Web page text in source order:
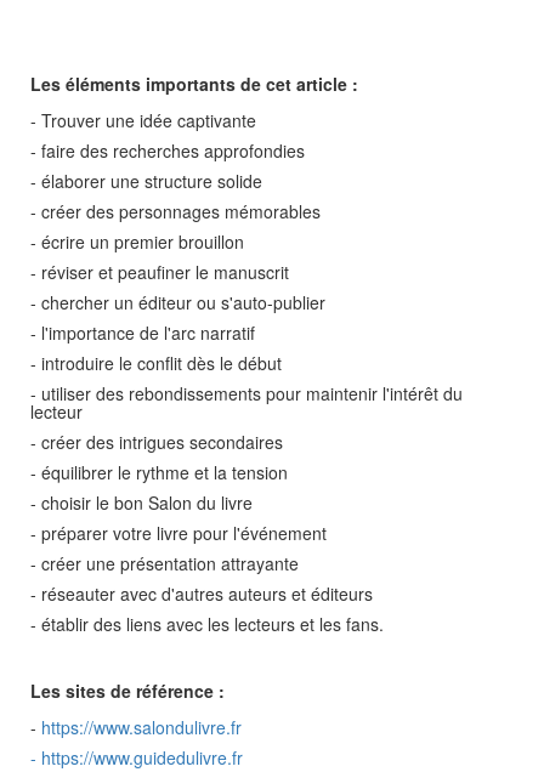
Les éléments importants de cet article :
- Trouver une idée captivante
- faire des recherches approfondies
- élaborer une structure solide
- créer des personnages mémorables
- écrire un premier brouillon
- réviser et peaufiner le manuscrit
- chercher un éditeur ou s'auto-publier
- l'importance de l'arc narratif
- introduire le conflit dès le début
- utiliser des rebondissements pour maintenir l'intérêt du
lecteur
- créer des intrigues secondaires
- équilibrer le rythme et la tension
- choisir le bon Salon du livre
- préparer votre livre pour l'événement
- créer une présentation attrayante
- réseauter avec d'autres auteurs et éditeurs
- établir des liens avec les lecteurs et les fans.
Les sites de référence :
- https://www.salondulivre.fr
- https://www.guidedulivre.fr